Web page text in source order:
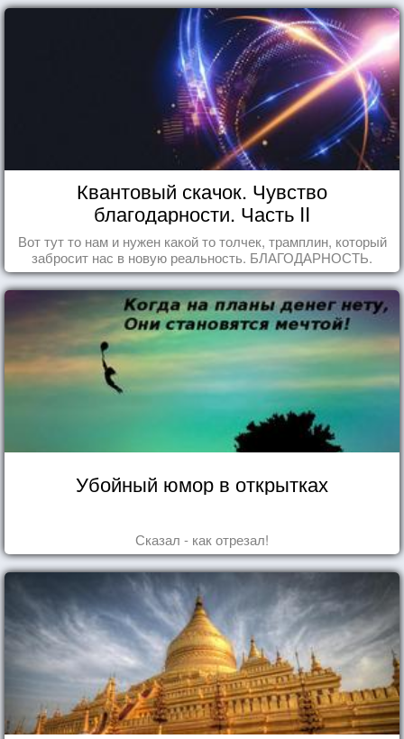
Квантовый скачок. Чувство
благодарности. Часть II
Вот тут то нам и нужен какой то толчек, трамплин, который
забросит нас в новую реальность. БЛАГОДАРНОСТЬ.
Убойный юмор в открытках
Сказал - как отрезал!